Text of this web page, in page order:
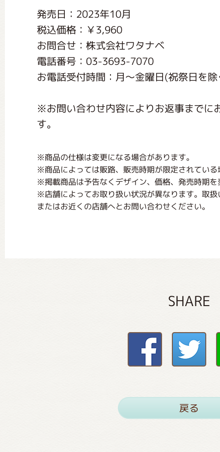
発売日：2023年10月
税込価格：￥3,960
お問合せ：株式会社ワタナベ
電話番号：03-3693-7070
お電話受付時間：月〜金曜日(祝祭日を
※お問い合わせ内容によりお返事までに
す。
※商品の仕様は変更になる場合があります。
※商品によっては販路、販売時期が限定されてい
※掲載商品は予告なくデザイン、価格、発売時期
※店舗によってお取り扱い状況が異なります。取
またはお近くの店舗へとお問い合わせください。
SHARE
戻る
くまのがっこう しょくいんしつ
くまのがっこう 家庭科部